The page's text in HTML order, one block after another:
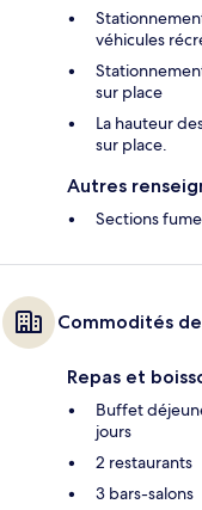
véhicules
sur place
La hauteur
sur place.
Autres
Sections
Commodités
Repas et
Buffet
jours
2 restaurants
3 bars-salons